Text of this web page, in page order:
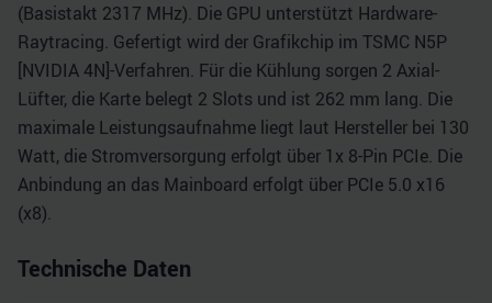
(Basistakt 2317 MHz). Die GPU unterstützt Hardware-
Raytracing. Gefertigt wird der Grafikchip im TSMC N5P
[NVIDIA 4N]-Verfahren. Für die Kühlung sorgen 2 Axial-
Lüfter, die Karte belegt 2 Slots und ist 262 mm lang. Die
maximale Leistungsaufnahme liegt laut Hersteller bei 130
Watt, die Stromversorgung erfolgt über 1x 8-Pin PCIe. Die
Anbindung an das Mainboard erfolgt über PCIe 5.0 x16
(x8).
Technische Daten